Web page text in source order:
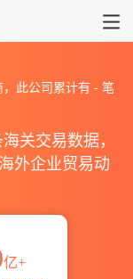
，此公司累计有 -笔
关交易数据，
外企业贸易动
亿+